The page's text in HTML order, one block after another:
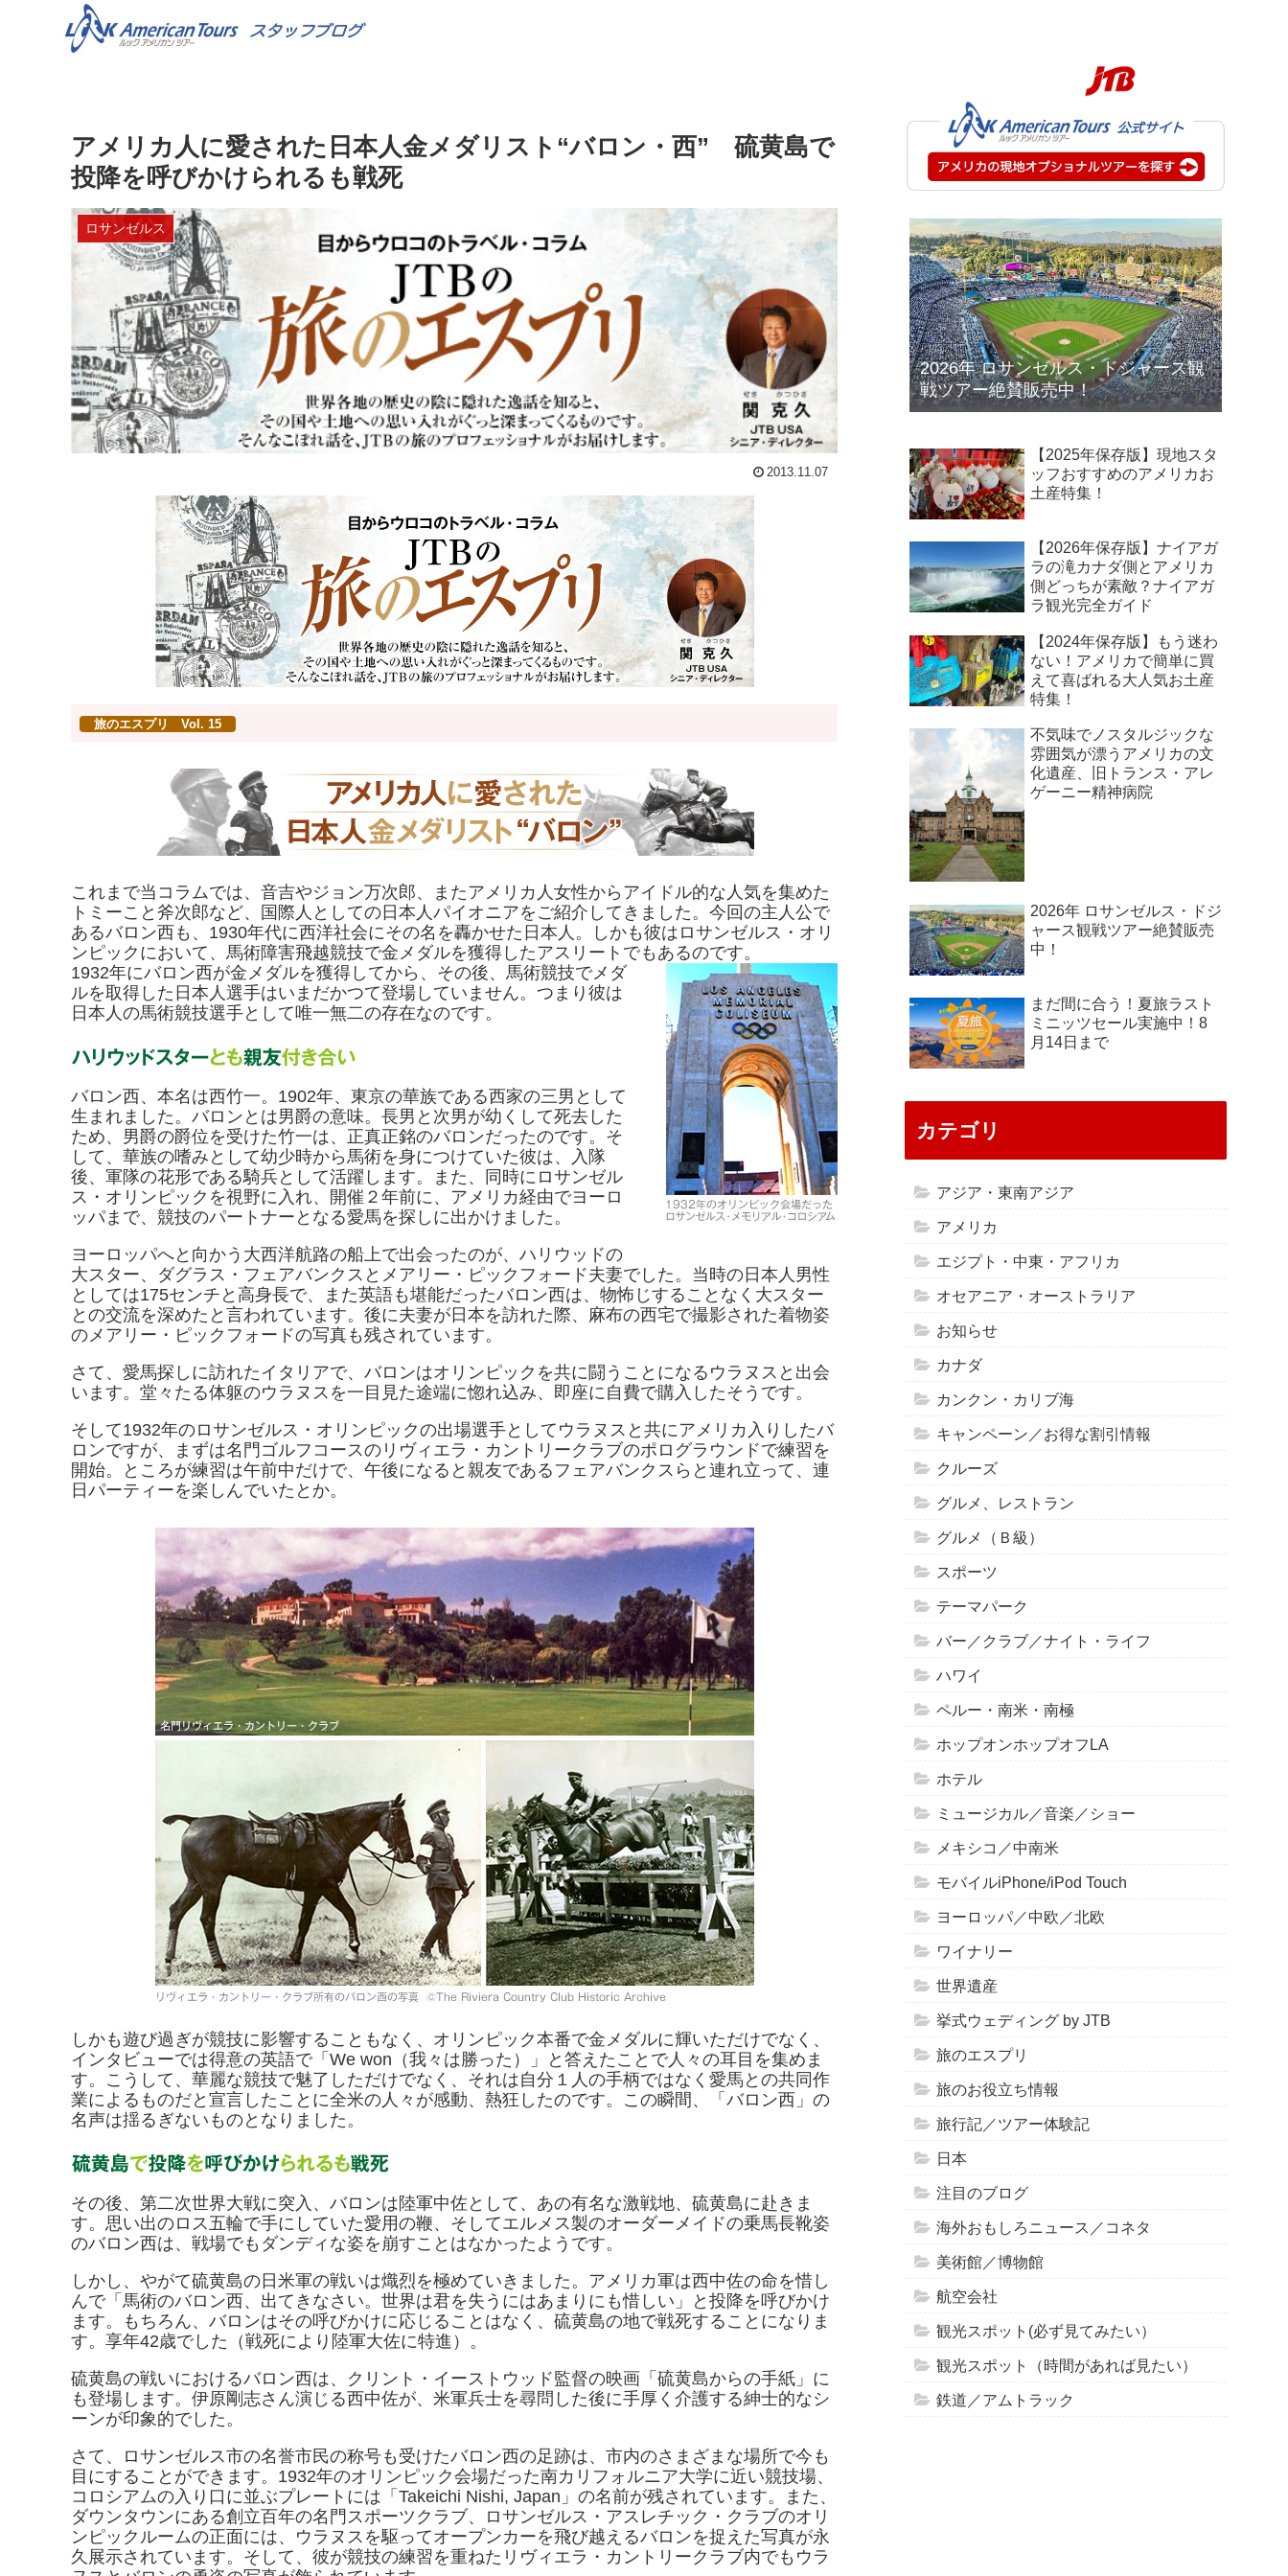
アメリカ人に愛された日本人金メダリスト“バロン・西” 硫黄島で
投降を呼びかけられるも戦死
ロサンゼルス
2013.11.07
旅のエスプリ Vol. 15
これまで当コラムでは、音吉やジョン万次郎、またアメリカ人女性からアイドル的な人気を集めた
トミーこと斧次郎など、国際人としての日本人パイオニアをご紹介してきました。今回の主人公で
あるバロン西も、1930年代に西洋社会にその名を轟かせた日本人。しかも彼はロサンゼルス・オリ
ンピックにおいて、馬術障害飛越競技で金メダルを獲得したアスリートでもあるのです。
1932年にバロン西が金メダルを獲得してから、その後、馬術競技でメダ
ルを取得した日本人選手はいまだかつて登場していません。つまり彼は
日本人の馬術競技選手として唯一無二の存在なのです。
バロン西、本名は西竹一。1902年、東京の華族である西家の三男として
生まれました。バロンとは男爵の意味。長男と次男が幼くして死去した
ため、男爵の爵位を受けた竹一は、正真正銘のバロンだったのです。そ
して、華族の嗜みとして幼少時から馬術を身につけていた彼は、入隊
後、軍隊の花形である騎兵として活躍します。また、同時にロサンゼル
ス・オリンピックを視野に入れ、開催２年前に、アメリカ経由でヨーロ
ッパまで、競技のパートナーとなる愛馬を探しに出かけました。
ヨーロッパへと向かう大西洋航路の船上で出会ったのが、ハリウッドの
大スター、ダグラス・フェアバンクスとメアリー・ピックフォード夫妻でした。当時の日本人男性
としては175センチと高身長で、また英語も堪能だったバロン西は、物怖じすることなく大スター
との交流を深めたと言われています。後に夫妻が日本を訪れた際、麻布の西宅で撮影された着物姿
のメアリー・ピックフォードの写真も残されています。
さて、愛馬探しに訪れたイタリアで、バロンはオリンピックを共に闘うことになるウラヌスと出会
います。堂々たる体躯のウラヌスを一目見た途端に惚れ込み、即座に自費で購入したそうです。
そして1932年のロサンゼルス・オリンピックの出場選手としてウラヌスと共にアメリカ入りしたバ
ロンですが、まずは名門ゴルフコースのリヴィエラ・カントリークラブのポログラウンドで練習を
開始。ところが練習は午前中だけで、午後になると親友であるフェアバンクスらと連れ立って、連
日パーティーを楽しんでいたとか。
しかも遊び過ぎが競技に影響することもなく、オリンピック本番で金メダルに輝いただけでなく、
インタビューでは得意の英語で「We won（我々は勝った）」と答えたことで人々の耳目を集めま
す。こうして、華麗な競技で魅了しただけでなく、それは自分１人の手柄ではなく愛馬との共同作
業によるものだと宣言したことに全米の人々が感動、熱狂したのです。この瞬間、「バロン西」の
名声は揺るぎないものとなりました。
その後、第二次世界大戦に突入、バロンは陸軍中佐として、あの有名な激戦地、硫黄島に赴きま
す。思い出のロス五輪で手にしていた愛用の鞭、そしてエルメス製のオーダーメイドの乗馬長靴姿
のバロン西は、戦場でもダンディな姿を崩すことはなかったようです。
しかし、やがて硫黄島の日米軍の戦いは熾烈を極めていきました。アメリカ軍は西中佐の命を惜し
んで「馬術のバロン西、出てきなさい。世界は君を失うにはあまりにも惜しい」と投降を呼びかけ
ます。もちろん、バロンはその呼びかけに応じることはなく、硫黄島の地で戦死することになりま
す。享年42歳でした（戦死により陸軍大佐に特進）。
硫黄島の戦いにおけるバロン西は、クリント・イーストウッド監督の映画「硫黄島からの手紙」に
も登場します。伊原剛志さん演じる西中佐が、米軍兵士を尋問した後に手厚く介護する紳士的なシ
ーンが印象的でした。
さて、ロサンゼルス市の名誉市民の称号も受けたバロン西の足跡は、市内のさまざまな場所で今も
目にすることができます。1932年のオリンピック会場だった南カリフォルニア大学に近い競技場、
コロシアムの入り口に並ぶプレートには「Takeichi Nishi, Japan」の名前が残されています。また、
ダウンタウンにある創立百年の名門スポーツクラブ、ロサンゼルス・アスレチック・クラブのオリ
ンピックルームの正面には、ウラヌスを駆ってオープンカーを飛び越えるバロンを捉えた写真が永
久展示されています。そして、彼が競技の練習を重ねたリヴィエラ・カントリークラブ内でもウラ
2026年 ロサンゼルス・ドジャース観
戦ツアー絶賛販売中！
【2025年保存版】現地スタ
ッフおすすめのアメリカお
土産特集！
【2026年保存版】ナイアガ
ラの滝カナダ側とアメリカ
側どっちが素敵？ナイアガ
ラ観光完全ガイド
【2024年保存版】もう迷わ
ない！アメリカで簡単に買
えて喜ばれる大人気お土産
特集！
不気味でノスタルジックな
雰囲気が漂うアメリカの文
化遺産、旧トランス・アレ
ゲーニー精神病院
2026年 ロサンゼルス・ドジ
ャース観戦ツアー絶賛販売
中！
まだ間に合う！夏旅ラスト
ミニッツセール実施中！8
月14日まで
カテゴリ
アジア・東南アジア
アメリカ
エジプト・中東・アフリカ
オセアニア・オーストラリア
お知らせ
カナダ
カンクン・カリブ海
キャンペーン／お得な割引情報
クルーズ
グルメ、レストラン
グルメ（Ｂ級）
スポーツ
テーマパーク
バー／クラブ／ナイト・ライフ
ハワイ
ペルー・南米・南極
ホップオンホップオフLA
ホテル
ミュージカル／音楽／ショー
メキシコ／中南米
モバイルiPhone/iPod Touch
ヨーロッパ／中欧／北欧
ワイナリー
世界遺産
挙式ウェディング by JTB
旅のエスプリ
旅のお役立ち情報
旅行記／ツアー体験記
日本
注目のブログ
海外おもしろニュース／コネタ
美術館／博物館
航空会社
観光スポット(必ず見てみたい）
観光スポット（時間があれば見たい）
鉄道／アムトラック